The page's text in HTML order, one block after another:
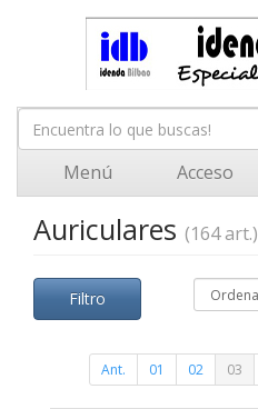
Menú Acceso
Auriculares (164 art.)
Filtro
Ant. 01 02 03